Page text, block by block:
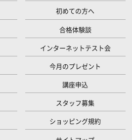
初めての方へ
合格体験談
インターネットテスト会
今月のプレゼント
講座申込
スタッフ募集
ショッピング規約